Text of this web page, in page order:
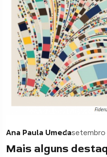
Ana Paula Umedasetembro
Mais alguns